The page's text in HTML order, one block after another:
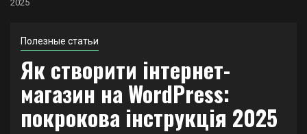
2025
Полезные статьи
Як створити інтернет-
магазин на WordPress:
покрокова інструкція 2025